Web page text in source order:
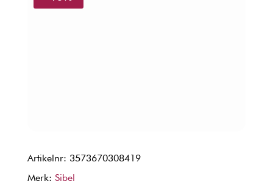
Artikelnr: 3573670308419
Merk: Sibel